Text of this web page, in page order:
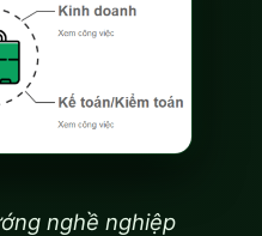
nghề nghiệp